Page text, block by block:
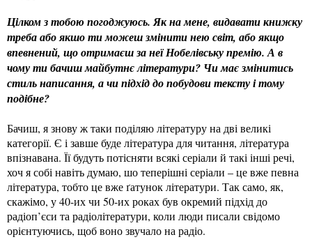
Цілком з тобою погоджуюсь. Як на мене, видавати книжку
треба або якшо ти можеш змінити нею світ, або якщо
впевнений, що отримаєш за неї Нобелівську премію. А в
чому ти бачиш майбутнє літератури? Чи має змінитись
стиль написання, а чи підхід до побудови тексту і тому
подібне?
Бачиш, я знову ж таки поділяю літературу на дві великі
категорії. Є і завше буде література для читання, література
впізнавана. Її будуть потісняти всякі серіали й такі інші речі,
хоч я собі навіть думаю, шо теперішні серіали – це вже певна
література, тобто це вже ґатунок літератури. Так само, як,
скажімо, у 40-их чи 50-их роках був окремий підхід до
радіоп’єси та радіолітератури, коли люди писали свідомо
орієнтуючись, щоб воно звучало на радіо.